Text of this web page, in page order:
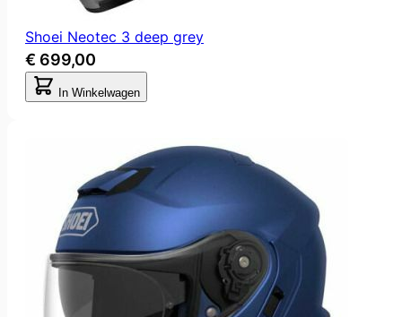
Shoei Neotec 3 deep grey
€ 699,00
In Winkelwagen